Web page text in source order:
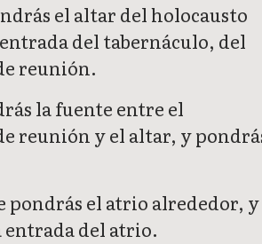
el altar del holocausto
del tabernáculo, del
reunión.
la fuente entre el
reunión y el altar, y
pondrás el atrio alrededor, y
entrada del atrio.